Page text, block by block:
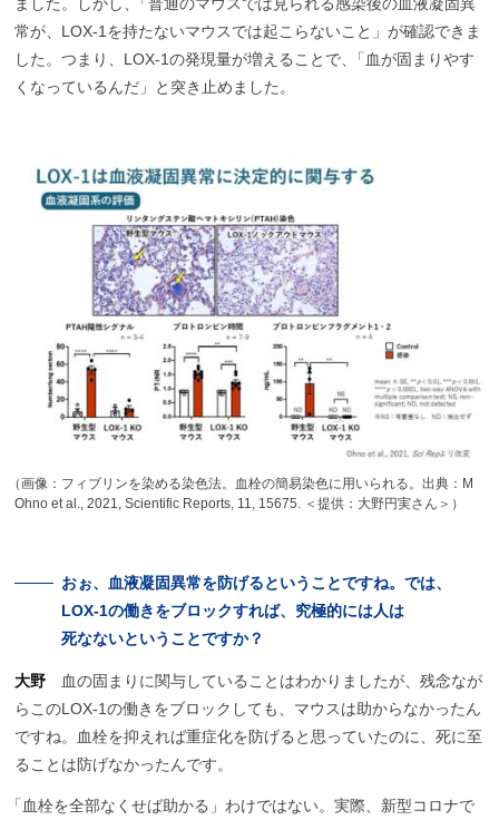
ました。しかし、
「普通のマウスでは見られる感染後の血液凝固異
常が、LOX-1を持たないマウスでは起こらないこと」が確認できま
した。つまり、LOX-1の発現量が増えることで、
「血が固まりやす
くなっているんだ」と突き止めました。
（画像：フィブリンを染める染色法。血栓の簡易染色に用いられる。出典：M
Ohno et al., 2021, Scientific Reports, 11, 15675. ＜提供：大野円実さん＞）
おぉ、 血液凝固異常を防げるということですね。 では、
LOX-1の働きをブロックすれば、 究極的には人は
死なないということですか？
大野
血の固まりに関与していることはわかりましたが、残念なが
らこのLOX-1の働きをブロックしても、マウスは助からなかったん
ですね。血栓を抑えれば重症化を防げると思っていたのに、死に至
ることは防げなかったんです。
「 血栓を全部なくせば助かる」わけではない。実際、新型コロナで